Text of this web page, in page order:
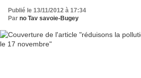
Publié le 13/11/2012 à 17:34
Par no Tav savoie-Bugey